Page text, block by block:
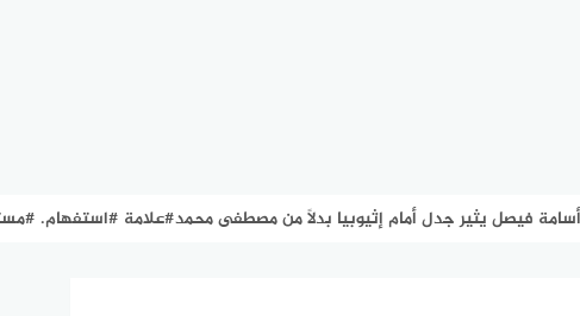
يثير جدل أمام إثيوبيا بدلاً من مصطفى محمد#علامة #استفهام. #مستقبل #مشاركة